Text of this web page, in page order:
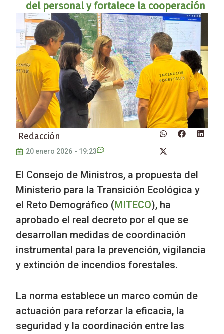
del personal y fortalece la cooperación
Redacción
20 enero 2026 - 19:23
El Consejo de Ministros, a propuesta del
Ministerio para la Transición Ecológica y
el Reto Demográfico (MITECO), ha
aprobado el real decreto por el que se
desarrollan medidas de coordinación
instrumental para la prevención, vigilancia
y extinción de incendios forestales.
La norma establece un marco común de
actuación para reforzar la eficacia, la
seguridad y la coordinación entre las